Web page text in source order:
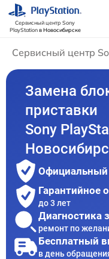
Сервисный центр Sony
PlayStationв Новосибирске
Сервисный центр
Замена
приставки
Sony
Официальный
Гарантийное
до 3 лет
Диагностика
ремонт по
Бесплатный
в день